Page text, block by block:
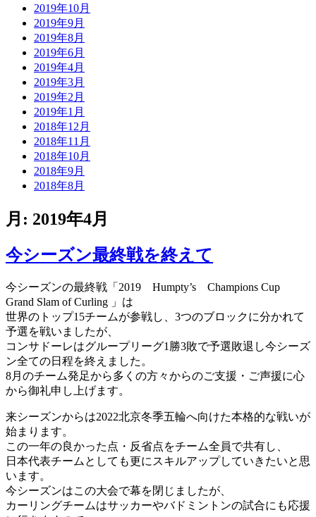
2019年10月
2019年9月
2019年8月
2019年6月
2019年4月
2019年3月
2019年2月
2019年1月
2018年12月
2018年11月
2018年10月
2018年9月
2018年8月
月: 2019年4月
今シーズン最終戦を終えて
今シーズンの最終戦「2019 Humpty’s Champions Cup
Grand Slam of Curling 」は
世界のトップ15チームが参戦し、3つのブロックに分かれて
予選を戦いましたが、
コンサドーレはグループリーグ1勝3敗で予選敗退し今シーズ
ン全ての日程を終えました。
8月のチーム発足から多くの方々からのご支援・ご声援に心
から御礼申し上げます。
来シーズンからは2022北京冬季五輪へ向けた本格的な戦いが
始まります。
この一年の良かった点・反省点をチーム全員で共有し、
日本代表チームとしても更にスキルアップしていきたいと思
います。
今シーズンはこの大会で幕を閉じましたが、
カーリングチームはサッカーやバドミントンの試合にも応援